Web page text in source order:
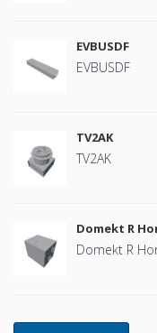
EVBUSDF
EVBUSDF
TV2AK
TV2AK
Domekt R
Domekt R